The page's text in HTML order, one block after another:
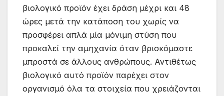
βιολογικό προϊόν έχει δράση μέχρι και 48
ώρες μετά την κατάποση του χωρίς να
προσφέρει απλά μία μόνιμη στύση που
προκαλεί την αμηχανία όταν βρισκόμαστε
μπροστά σε άλλους ανθρώπους. Αντιθέτως
βιολογικό αυτό προϊόν παρέχει στον
οργανισμό όλα τα στοιχεία που χρειάζονται